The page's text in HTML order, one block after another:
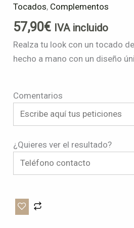
Tocados, Complementos
57,90€ IVA incluido
Realza tu look con un tocado
hecho a mano con un diseño
Comentarios
¿Quieres ver el resultado?